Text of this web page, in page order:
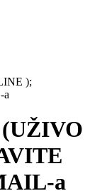
);
a
a